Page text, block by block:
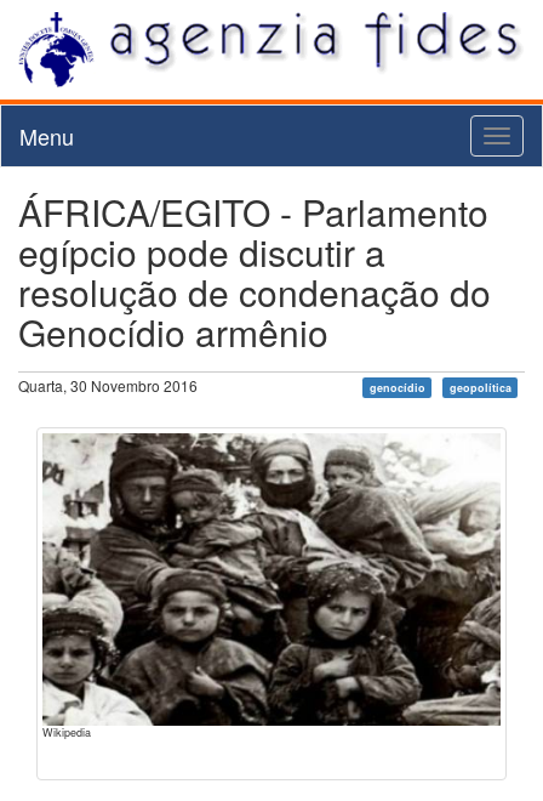
Menu
ÁFRICA/EGITO - Parlamento
egípcio pode discutir a
resolução de condenação do
Genocídio armênio
Quarta, 30 Novembro 2016 genocídio geopolítica
Wikipedia